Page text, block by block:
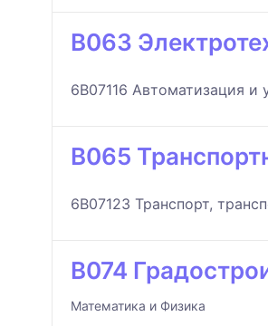
B063
6B07116 Автоматизация и
B065
6B07123 Транспорт,
B074
Математика и Физика